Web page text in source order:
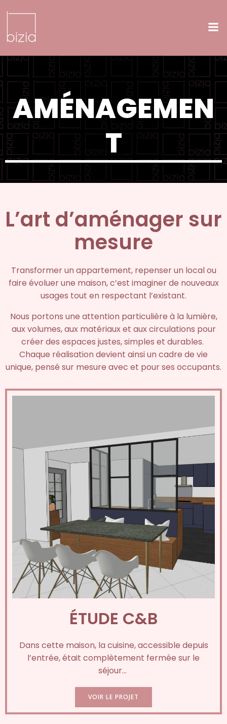
AMÉNAGEMEN
T
L’art d’aménager sur
mesure
Transformer un appartement, repenser un local ou
faire évoluer une maison, c’est imaginer de nouveaux
usages tout en respectant l’existant.
Nous portons une attention particulière à la lumière,
aux volumes, aux matériaux et aux circulations pour
créer des espaces justes, simples et durables.
Chaque réalisation devient ainsi un cadre de vie
unique, pensé sur mesure avec et pour ses occupants.
ÉTUDE C&B
Dans cette maison, la cuisine, accessible depuis
l’entrée, était complètement fermée sur le
séjour…
VOIR LE PROJET